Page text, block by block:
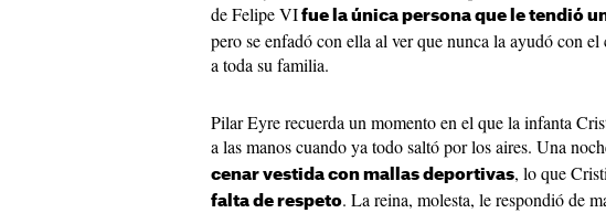
de Felipe VI fue la única persona que le tendió
pero se enfadó con ella al ver que nunca la ayudó con
a toda su familia.
Pilar Eyre recuerda un momento en el que la infanta
a las manos cuando ya todo saltó por los aires. Una
cenar vestida con mallas deportivas, lo que
falta de respeto. La reina, molesta, le respondió de